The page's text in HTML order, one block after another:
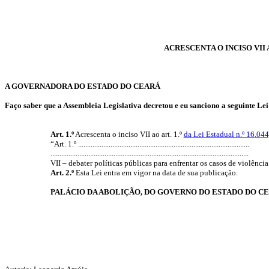
ACRESCENTA O INCISO VII
A GOVERNADORA DO ESTADO DO CEARÁ
Faço saber que aAssembleia Legislativa decretou e eu sanciono a seguinte
Art. 1.ºAcrescenta o inciso VII ao art. 1.º da Lei Estadual n.º
“Art. 1.º ...............................................................................................
..............................................................................................................
VII – debater políticas públicas para enfrentar os casos de
Art. 2.ºEsta Lei entra em vigor na data de sua publicação.
PALÁCIO DA ABOLIÇÃO, DO GOVERNO DO ESTADO DO